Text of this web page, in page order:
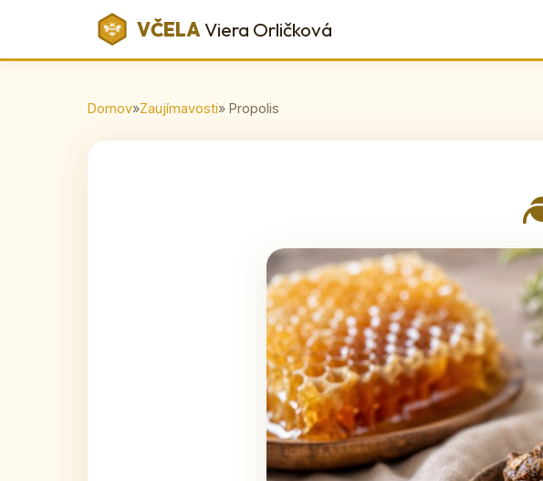
VČELAViera Orličková
Domov»Zaujímavosti» Propolis